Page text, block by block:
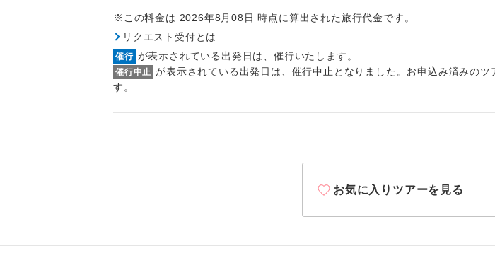
※この料金は 2026年8月08日 時点に算出された旅行代金です。
リクエスト受付とは
催行 が表示されている出発日は、催行いたします。
催行中止 が表示されている出発日は、催行中止となりました。お申込み済みの
す。
お気に入りツアーを見る
2名様催行 2名様から出発可能